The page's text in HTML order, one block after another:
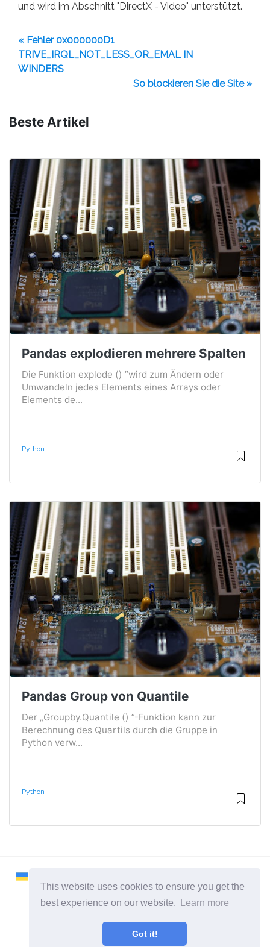
This website uses cookies to ensure you get the
best experience on our website.
Learn more
Got it!
und wird im Abschnitt "DirectX - Video" unterstützt.
« Fehler 0x000000D1
TRIVE_IRQL_NOT_LESS_OR_EMAL IN
WINDERS
So blockieren Sie die Site »
Beste Artikel
Pandas explodieren mehrere Spalten
Die Funktion explode () ”wird zum Ändern oder
Umwandeln jedes Elements eines Arrays oder
Elements de...
Python
Pandas Group von Quantile
Der „Groupby.Quantile () ”-Funktion kann zur
Berechnung des Quartils durch die Gruppe in
Python verw...
Python
2026 ©Remontcompa
Alle Kategorien